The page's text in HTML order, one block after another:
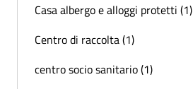
Casa albergo e alloggi protetti (1)
Centro di raccolta (1)
centro socio sanitario (1)